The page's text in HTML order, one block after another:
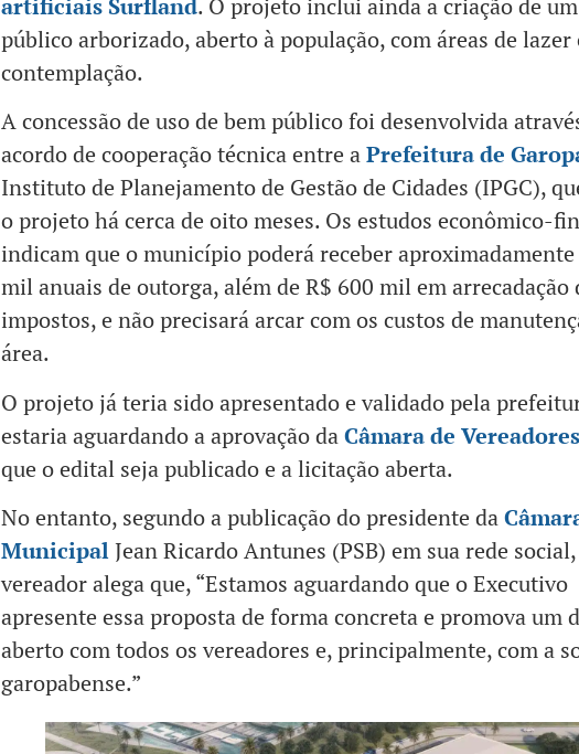
público arborizado, aberto à população, com áreas de lazer
contemplação.
A concessão de uso de bem público foi desenvolvida
acordo de cooperação técnica entre aPrefeitura de
Instituto de Planejamento de Gestão de Cidades (IPGC),
o projeto há cerca de oito meses. Os estudos econômico-
indicam que o município poderá receber aproximadamente
mil anuais de outorga, além de R$ 600 mil em arrecadação
impostos, e não precisará arcar com os custos de
área.
O projeto já teria sido apresentado e validado pela
estaria aguardando a aprovação daCâmara de Vereadores
que o edital seja publicado e a licitação aberta.
No entanto, segundo a publicação do presidente da
MunicipalJean Ricardo Antunes (PSB) em sua rede
vereador alega que, “Estamos aguardando que o Executivo
apresente essa proposta de forma concreta e promova um
aberto com todos os vereadores e, principalmente, com a
garopabense.”